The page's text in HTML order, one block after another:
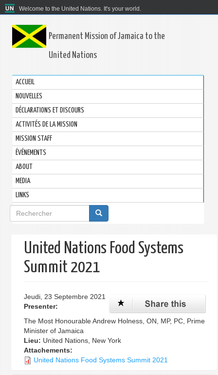
Welcome to the United Nations. It's your world.
Permanent Mission of Jamaica to the
United Nations
ACCUEIL
NOUVELLES
DÉCLARATIONS ET DISCOURS
ACTIVITÉS DE LA MISSION
MISSION STAFF
ÉVÉNEMENTS
ABOUT
MEDIA
LINKS
Formulaire
de
recherche
United Nations Food Systems
Summit 2021
Jeudi, 23 Septembre 2021
Presenter:
The Most Honourable Andrew Holness, ON, MP, PC, Prime
Minister of Jamaica
Lieu: United Nations, New York
Attachements:
United Nations Food Systems Summit 2021